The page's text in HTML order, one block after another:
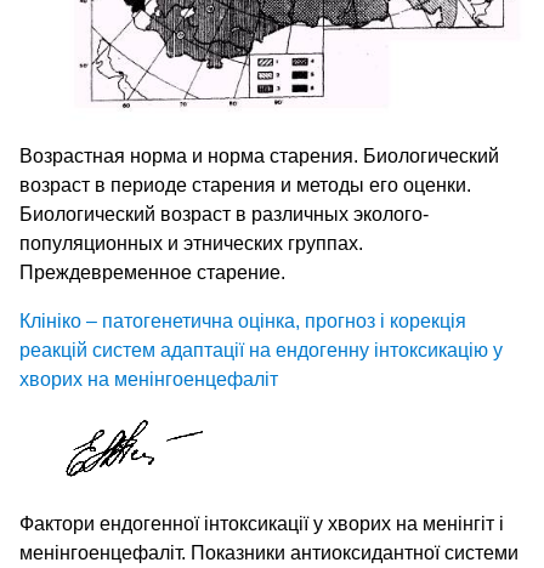
Возрастная норма и норма старения. Биологический
возраст в периоде старения и методы его оценки.
Биологический возраст в различных эколого-
популяционных и этнических группах.
Преждевременное старение.
Клініко – патогенетична оцінка, прогноз і корекція
реакцій систем адаптації на ендогенну інтоксикацію у
хворих на менінгоенцефаліт
Фактори ендогенної інтоксикації у хворих на менінгіт і
менінгоенцефаліт. Показники антиоксидантної системи